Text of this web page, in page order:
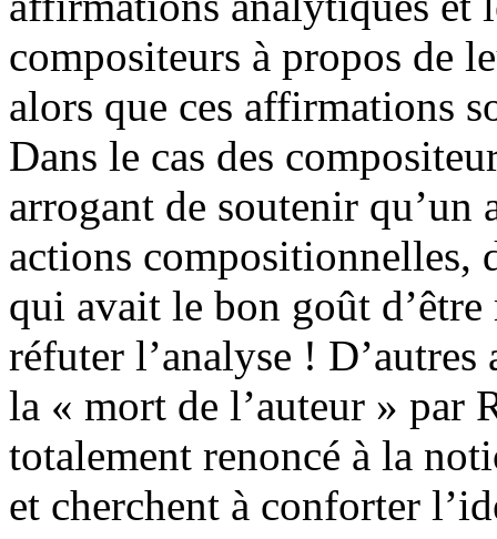
compositeurs à propos de
alors que ces affirmations
Dans le cas des
arrogant de soutenir qu’un
actions compositionnelles,
qui avait le bon goût
réfuter l’analyse ! D’autres
la « mort de l’auteur » par
totalement renoncé à la
et cherchent à conforter